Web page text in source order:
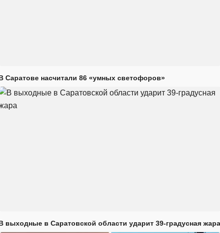
Саратове насчитали 86 «умных светофоров»
выходные в Саратовской области ударит 39-градусная жара